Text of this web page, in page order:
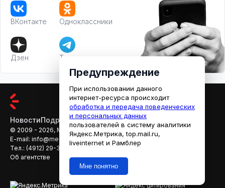
ВКонтакте Одноклассники
Дзен Телеграм
НовостиПодробностиАфишаКино
© 2009 - 2026, МЕДИАРЯЗАНЬ
E-mail: info@mediaryazan.ru,reklama@mediaryazan.ru
Тел.: (4912) 29-33-66
Об агентстве
Предупреждение
При использовании данного
интернет-ресурса происходит
обработка и передача поведенческих
и персональных данных
пользователей в систему аналитики
Яндекс.Метрика, top.mail.ru,
liveinternet и Рамблер
Мне понятно